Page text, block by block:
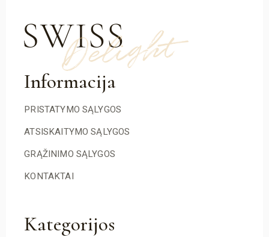
Informacija
PRISTATYMO SĄLYGOS
ATSISKAITYMO SĄLYGOS
GRĄŽINIMO SĄLYGOS
KONTAKTAI
Kategorijos